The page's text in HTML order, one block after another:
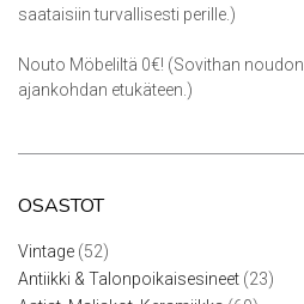
saataisiin turvallisesti perille.)
Nouto Möbeliltä 0€! (Sovithan noudon
ajankohdan etukäteen.)
OSASTOT
Vintage 5252
tuotetta
Antiikki & Talonpoikaisesineet 2323